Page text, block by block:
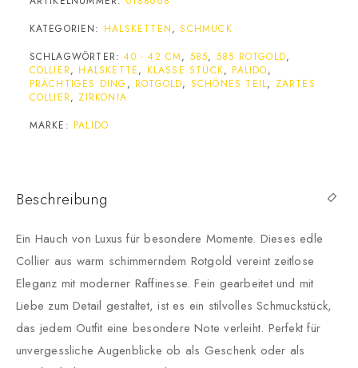
KATEGORIEN: HALSKETTEN,SCHMUCK
SCHLAGWÖRTER:40 - 42 CM, 585, 585 ROTGOLD,
COLLIER, HALSKETTE, KLASSE STÜCK, PALIDO,
PRÄCHTIGES DING , ROTGOLD, SCHÖNES TEIL, ZARTES
COLLIER, ZIRKONIA
MARKE: PALIDO
Beschreibung
Ein Hauch von Luxus für besondere Momente. Dieses edle
Collier aus warm schimmerndem Rotgold vereint zeitlose
Eleganz mit moderner Raffinesse. Fein gearbeitet und mit
Liebe zum Detail gestaltet, ist es ein stilvolles Schmuckstück,
das jedem Outfit eine besondere Note verleiht. Perfekt für
unvergessliche Augenblicke ob als Geschenk oder als